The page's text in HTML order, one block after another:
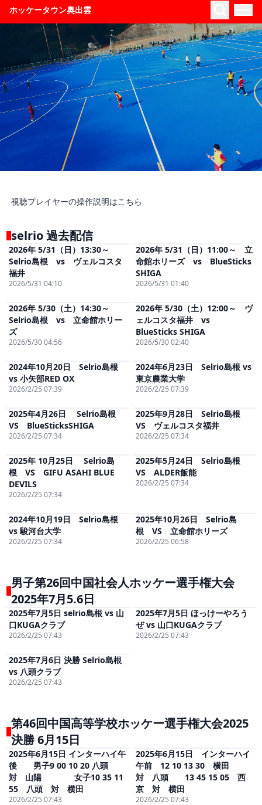
ホッケータウン奥出雲
視聴プレイヤーの操作説明はこちら
selrio 過去配信
視聴 (無料)
2026年 5/31（日）13:30～
Selrio島根 vs ヴェルコスタ
福井
2026/5/31 04:10
視聴 (無料)
2026年 5/31（日）11:00～ 立
命館ホリーズ vs BlueSticks
SHIGA
2026/5/31 01:40
視聴 (無料)
2026年 5/30（土）14:30～
Selrio島根 vs 立命館ホリー
ズ
2026/5/30 04:56
視聴 (無料)
2026年 5/30（土）12:00～ ヴ
ェルコスタ福井 vs
BlueSticks SHIGA
2026/5/30 02:40
視聴 (無料)
2024年10月20日 Selrio島根
vs 小矢部RED OX
2026/2/25 07:39
視聴 (無料)
2024年6月23日 Selrio島根 vs
東京農業大学
2026/2/25 07:39
視聴 (無料)
2025年4月26日 Selrio島根
VS BlueSticksSHIGA
2026/2/25 07:34
視聴 (無料)
2025年9月28日 Selrio島根
VS ヴェルコスタ福井
2026/2/25 07:34
視聴 (無料)
2025年 10月25日 Selrio島
根 VS GIFU ASAHI BLUE
DEVILS
2026/2/25 07:34
視聴 (無料)
2025年5月24日 Selrio島根
VS ALDER飯能
2026/2/25 07:34
視聴 (無料)
2024年10月19日 Selrio島根
vs 駿河台大学
2026/2/25 07:34
視聴 (無料)
2025年10月26日 Selrio島
根 VS 立命館ホリーズ
2026/2/25 06:58
男子第26回中国社会人ホッケー選手権大会
2025年7月5.6日
視聴 (無料)
2025年7月5日 selrio島根 vs 山
口KUGAクラブ
2026/2/25 07:43
視聴 (無料)
2025年7月5日 ほっけーやろう
ぜ vs 山口KUGAクラブ
2026/2/25 07:43
視聴 (無料)
2025年7月6日 決勝 Selrio島根
vs 八頭クラブ
2026/2/25 07:43
第46回中国高等学校ホッケー選手権大会2025
決勝 6月15日
視聴 (無料)
2025年6月15日 インターハイ午
後 男子9 00 10 20 八頭
対 山陽 女子10 35 11
55 八頭 対 横田
2026/2/25 07:43
視聴 (無料)
2025年6月15日 インターハイ
午前 12 10 13 30 横田
対 八頭 13 45 15 05 西
京 対 横田
2026/2/25 07:43